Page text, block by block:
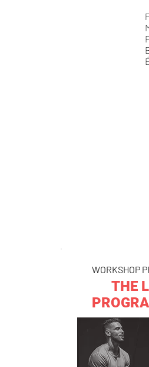
WORKSHOP
THE